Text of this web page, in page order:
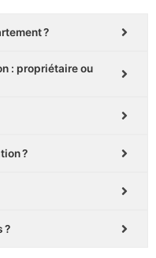
?
: propriétaire ou
?
?